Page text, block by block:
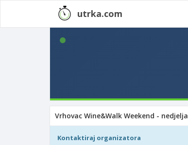
utrka.com
Vrhovac Wine&Walk Weekend - nedjelja
Kontaktiraj organizatora